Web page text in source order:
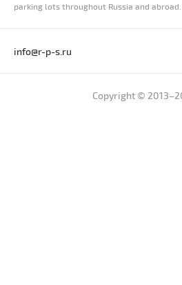
parking lots throughout Russia and abroad.
info@r-p-s.ru
Copyright ©